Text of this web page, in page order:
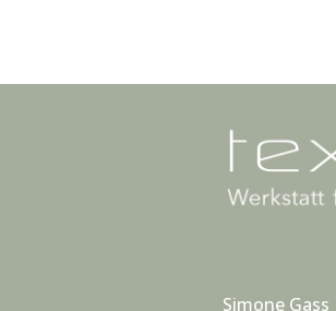
Simone Gass